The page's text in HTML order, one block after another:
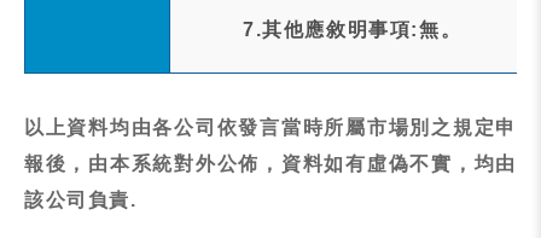
7.其他應敘明事項:無。
以上資料均由各公司依發言當時所屬市場別之規定申
報後，由本系統對外公佈，資料如有虛偽不實，均由
該公司負責.